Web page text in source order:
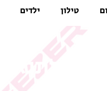
טילון ילדים
לב